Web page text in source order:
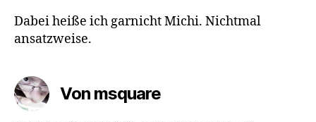
Dabei heiße ich garnicht Michi. Nichtmal
ansatzweise.
Von msquare